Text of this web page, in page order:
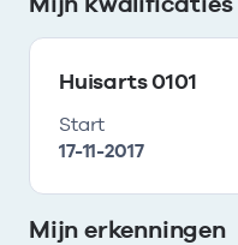
Huisarts 0101
Start
17-11-2017
Mijn erkenningen